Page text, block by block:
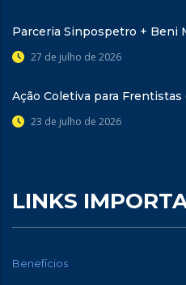
Parceria Sinpospetro + Beni
27 de julho de 2026
Ação Coletiva para Frentistas
23 de julho de 2026
LINKS
Benefícios